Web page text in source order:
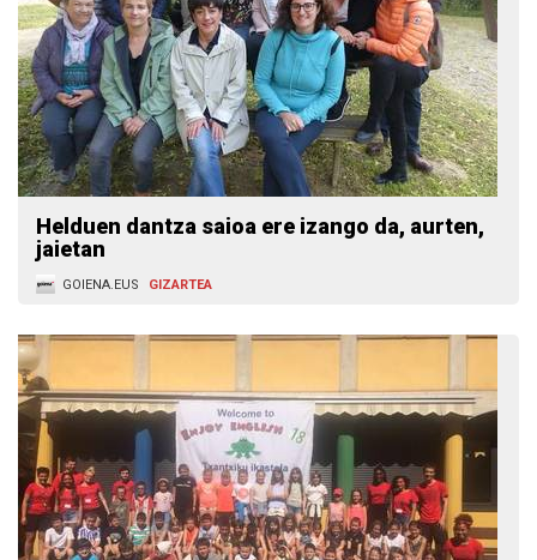
Helduen dantza saioa ere izango da, aurten,
jaietan
GOIENA.EUS GIZARTEA